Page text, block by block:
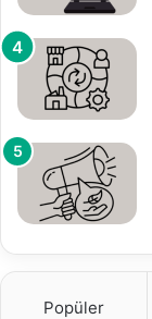
Popüler